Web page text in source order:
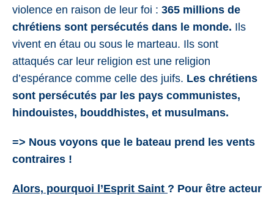
violence en raison de leur foi : 365 millions de
chrétiens sont persécutés dans le monde. Ils
vivent en étau ou sous le marteau. Ils sont
attaqués car leur religion est une religion
d’espérance comme celle des juifs. Les chrétiens
sont persécutés par les pays communistes,
hindouistes, bouddhistes, et musulmans.
=> Nous voyons que le bateau prend les vents
contraires !
Alors, pourquoi l’Esprit Saint ? Pour être acteur